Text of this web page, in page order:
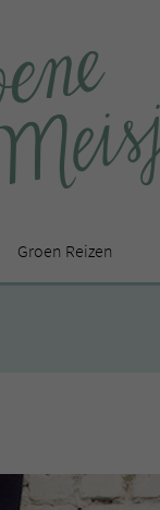
Groen Reizen